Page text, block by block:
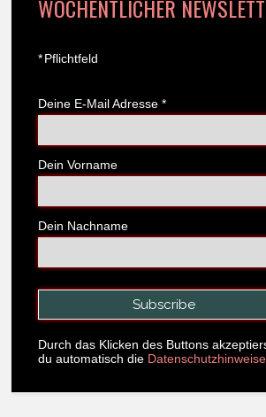
WÖCHENTLICHER
*Pflichtfeld
Deine E-Mail Adresse *
Dein Vorname
Dein Nachname
Durch das Klicken des Buttons
du automatisch die